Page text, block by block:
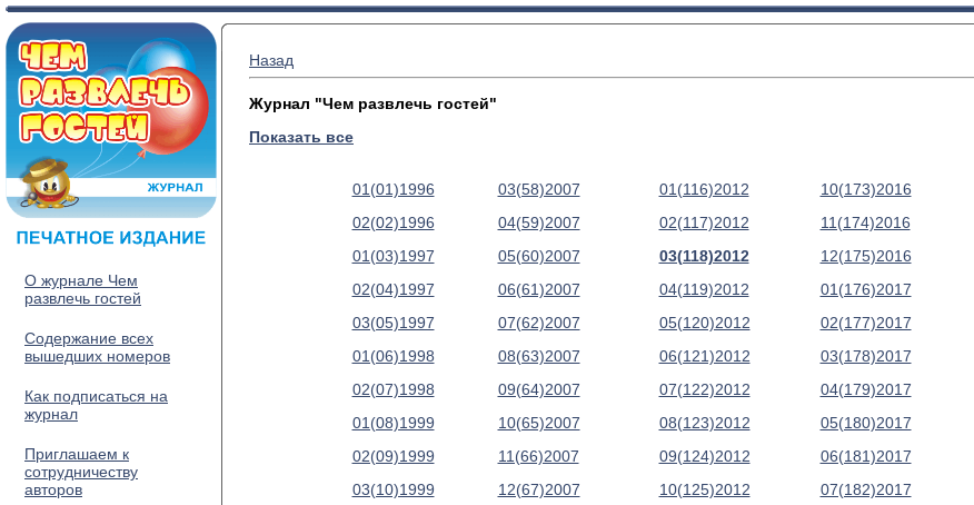
О журнале Чем
развлечь гостей
Содержание всех
вышедших номеров
Как подписаться на
журнал
Приглашаем к
сотрудничеству
авторов
Назад
Журнал "Чем развлечь гостей"
Показать все
01(01)1996
02(02)1996
01(03)1997
02(04)1997
03(05)1997
01(06)1998
02(07)1998
01(08)1999
02(09)1999
03(10)1999
03(58)2007
04(59)2007
05(60)2007
06(61)2007
07(62)2007
08(63)2007
09(64)2007
10(65)2007
11(66)2007
12(67)2007
01(116)2012
02(117)2012
03(118)2012
04(119)2012
05(120)2012
06(121)2012
07(122)2012
08(123)2012
09(124)2012
10(125)2012
10(173)2016
11(174)2016
12(175)2016
01(176)2017
02(177)2017
03(178)2017
04(179)2017
05(180)2017
06(181)2017
07(182)2017